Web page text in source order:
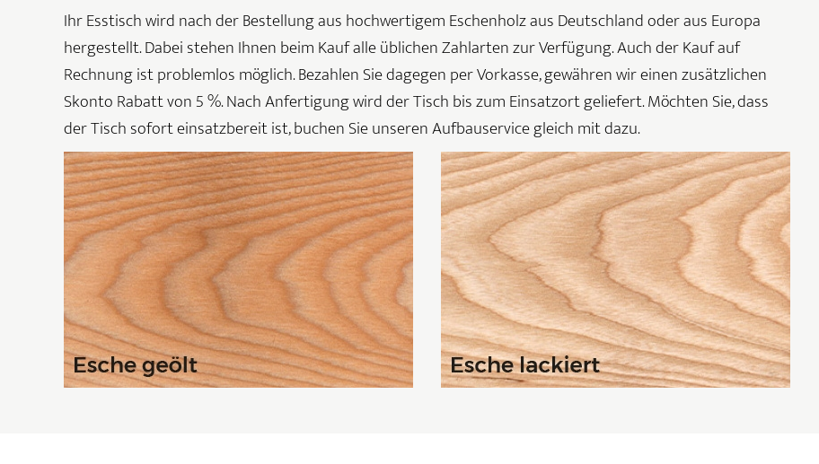
Ihr Esstisch wird nach der Bestellung aus hochwertigem Eschenholz aus Deutschland oder aus Europa
hergestellt. Dabei stehen Ihnen beim Kauf alle üblichen Zahlarten zur Verfügung. Auch der Kauf auf
Rechnung ist problemlos möglich. Bezahlen Sie dagegen per Vorkasse, gewähren wir einen zusätzlichen
Skonto Rabatt von 5 %. Nach Anfertigung wird der Tisch bis zum Einsatzort geliefert. Möchten Sie, dass
der Tisch sofort einsatzbereit ist, buchen Sie unseren Aufbauservice gleich mit dazu.